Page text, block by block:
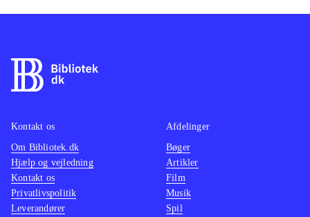
Kontakt os
Om Bibliotek.dk
Hjælp og vejledning
Kontakt os
Privatlivspolitik
Leverandører
Afdelinger
Bøger
Artikler
Film
Musik
Spil